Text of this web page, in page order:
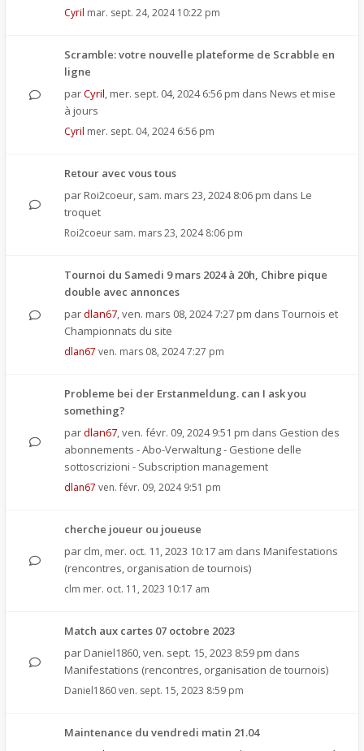
Cyril mar. sept. 24, 2024 10:22 pm
Scramble: votre nouvelle plateforme de Scrabble en
ligne
parCyril, mer. sept. 04, 2024 6:56 pm dans News et mise
à jours
Cyril mer. sept. 04, 2024 6:56 pm
Retour avec vous tous
par Roi2coeur, sam. mars 23, 2024 8:06 pm dans Le
troquet
Roi2coeur sam. mars 23, 2024 8:06 pm
Tournoi du Samedi 9 mars 2024 à 20h, Chibre pique
double avec annonces
pardlan67,ven. mars 08, 2024 7:27 pm dans Tournois et
Championnats du site
dlan67 ven. mars 08, 2024 7:27 pm
Probleme bei der Erstanmeldung. can I ask you
something?
pardlan67,ven. févr. 09, 2024 9:51 pm dans Gestion des
abonnements - Abo-Verwaltung - Gestione delle
sottoscrizioni - Subscription management
dlan67 ven. févr. 09, 2024 9:51 pm
cherche joueur ou joueuse
par clm, mer. oct. 11, 2023 10:17 am dans Manifestations
(rencontres, organisation de tournois)
clm mer. oct. 11, 2023 10:17 am
Match aux cartes 07 octobre 2023
par Daniel1860,ven. sept. 15, 2023 8:59 pm dans
Manifestations (rencontres, organisation de tournois)
Daniel1860ven. sept. 15, 2023 8:59 pm
Maintenance du vendredi matin 21.04